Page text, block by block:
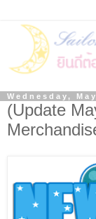
Wednesday,
(Update